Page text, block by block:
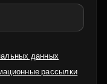
данных
рассылки